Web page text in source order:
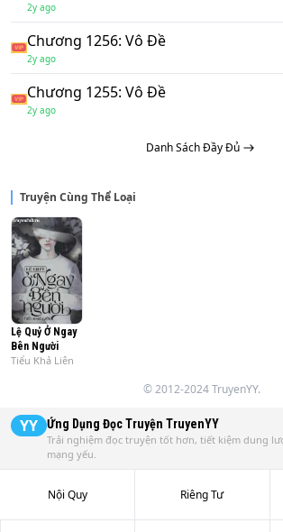
2y ago
Chương 1256: Vô Đề
2y ago
Chương 1255: Vô Đề
2y ago
Danh Sách Đầy Đủ
Truyện Cùng Thể Loại
Lệ Quỷ Ở Ngay
Bên Người
Tiểu Khả Liên
© 2012-2024 TruyenYY.
YY Ứng Dụng Đọc Truyện TruyenYY
Trải nghiệm đọc truyện tốt hơn, tiết kiệm dung
mạng yếu.
Nội Quy Riêng Tư